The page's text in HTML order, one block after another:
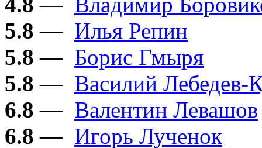
5.8 — Илья Репин
5.8 — Борис Гмыря
5.8 — Василий Лебедев-
6.8 — Валентин Левашов
6.8 — Игорь Лученок